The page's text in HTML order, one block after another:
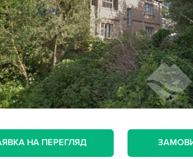
НА ПЕРЕГЛЯД